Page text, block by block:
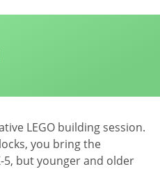
LEGO building session.
you bring the
5, but younger and older